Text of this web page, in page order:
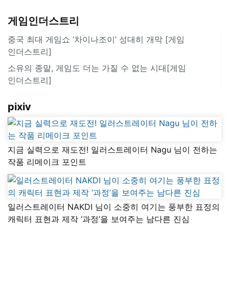
게임인더스트리
중국 최대 게임쇼 ‘차이나조이’ 성대히 개막 [게임
인더스트리]
소유의 종말, 게임도 더는 가질 수 없는 시대[게임
인더스트리]
pixiv
지금 실력으로 재도전! 일러스트레이터 Nagu 님이 전하는
작품 리메이크 포인트
일러스트레이터 NAKDI 님이 소중히 여기는 풍부한 표정의
캐릭터 표현과 제작 ‘과정’을 보여주는 남다른 진심